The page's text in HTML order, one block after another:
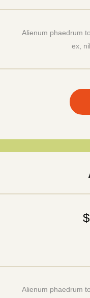
Alienum phaedrum
ex,
$
Alienum phaedrum